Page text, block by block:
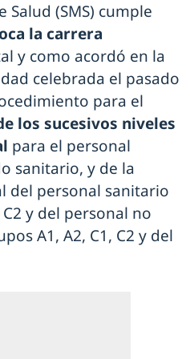
Salud (SMS) cumple
la carrera
y como acordó en la
celebrada el pasado
para el
los sucesivos niveles
para el personal
sanitario, y de la
del personal sanitario
y del personal no
A1, A2, C1, C2 y del